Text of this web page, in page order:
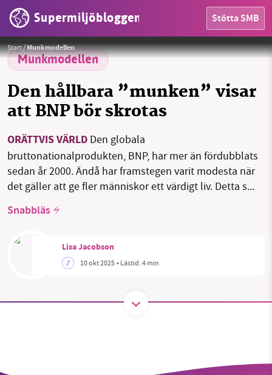
Supermiljöbloggen Stötta SMB
OMRÅDEN
MILJÖFAKTA
OM OSS
Sök Sparade inlägg Tipsa oss
Start/Munkmodellen
Munkmodellen
Den hållbara ”munken” visar
att BNP bör skrotas
ORÄTTVIS VÄRLD Den globala
bruttonationalprodukten, BNP, har mer än fördubblats
sedan år 2000. Ändå har framstegen varit modesta när
det gäller att ge fler människor ett värdigt liv. Detta s...
Snabbläs
Lisa Jacobson
10 okt 2025• Lästid:4 min
Raworth, K (2025). The Evolving Doughnut, Doughnut Economics Action Lab, Oxford. Creative CommonsFoto:
nyhetsbevakning och granskningar. Nu vill vi